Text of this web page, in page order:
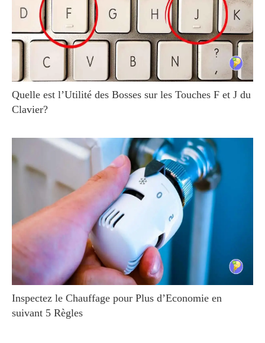
Quelle est l’Utilité des Bosses sur les Touches F et J du
Clavier?
Inspectez le Chauffage pour Plus d’Economie en
suivant 5 Règles